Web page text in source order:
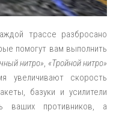
трассе разбросано
помогут вам выполнить
нитро», «Тройной нитро»
увеличивают скорость
базуки и усилители
ваших противников, а